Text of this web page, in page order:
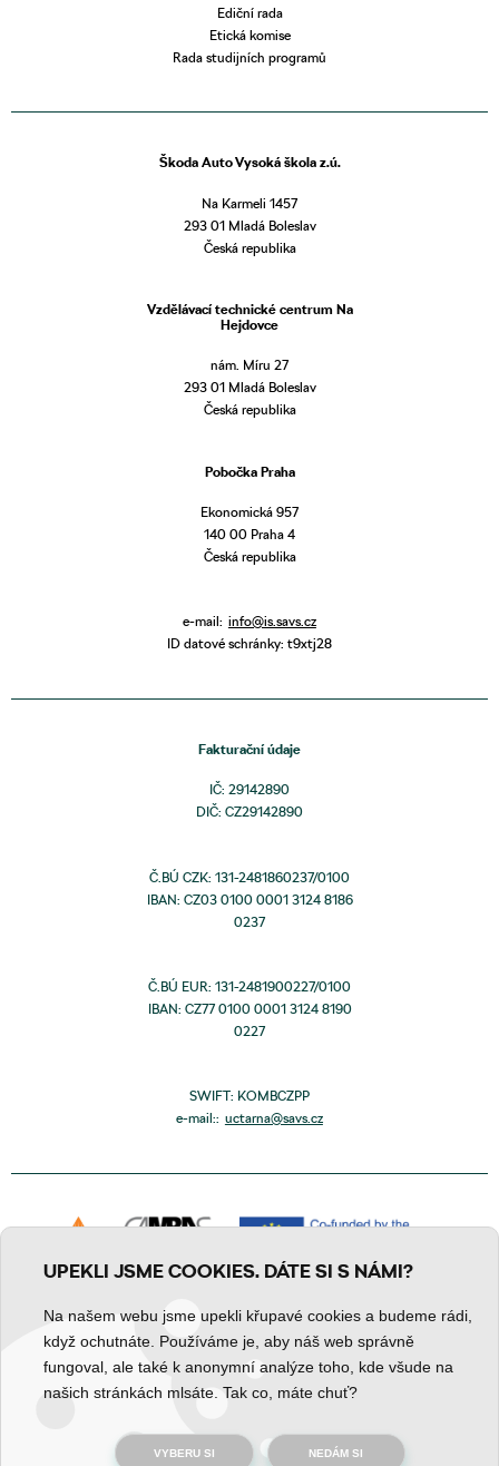
Ediční rada
Etická komise
Rada studijních programů
Škoda Auto Vysoká škola z.ú.
Na Karmeli 1457
293 01 Mladá Boleslav
Česká republika
Vzdělávací technické centrum Na
Hejdovce
nám. Míru 27
293 01 Mladá Boleslav
Česká republika
Pobočka Praha
Ekonomická 957
140 00 Praha 4
Česká republika
e-mail: info@is.savs.cz
ID datové schránky: t9xtj28
Fakturační údaje
IČ: 29142890
DIČ: CZ29142890
Č.BÚ CZK: 131-2481860237/0100
IBAN: CZ03 0100 0001 3124 8186
0237
Č.BÚ EUR: 131-2481900227/0100
IBAN: CZ77 0100 0001 3124 8190
0227
SWIFT: KOMBCZPP
e-mail:: uctarna@savs.cz
Zpracování osobních údajů Prohlášení o obsahu
UPEKLI JSME COOKIES. DÁTE SI S NÁMI?
Na našem webu jsme upekli křupavé cookies a budeme rádi,
když ochutnáte. Používáme je, aby náš web správně
fungoval, ale také k anonymní analýze toho, kde všude na
našich stránkách mlsáte. Tak co, máte chuť?
VYBERU SI NEDÁM SI